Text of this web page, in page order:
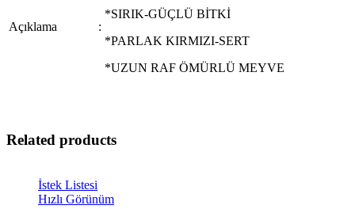
Açıklama :
*SIRIK-GÜÇLÜ BİTKİ
*PARLAK KIRMIZI-SERT
*UZUN RAF ÖMÜRLÜ MEYVE
Related products
İstek Listesi
Hızlı Görünüm